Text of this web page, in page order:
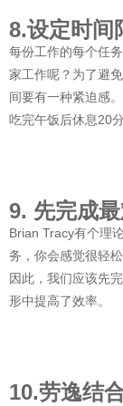
8.设定时间
每份工作的每个任
家工作呢？为了避
间要有一种紧迫感
吃完午饭后休息20
9. 先完成
Brian Tracy有个理
务，你会感觉很轻松
因此，我们应该先
形中提高了效率。
10.劳逸结